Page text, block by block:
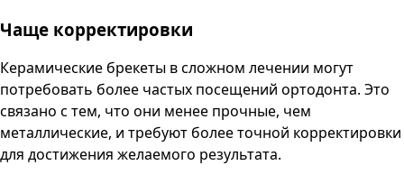
Чаще корректировки
Керамические брекеты в сложном лечении могут
потребовать более частых посещений ортодонта. Это
связано с тем, что они менее прочные, чем
металлические, и требуют более точной корректировки
для достижения желаемого результата.